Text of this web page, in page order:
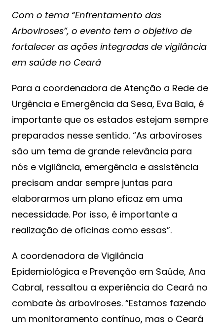
Com o tema “Enfrentamento das
Arboviroses”, o evento tem o objetivo de
fortalecer as ações integradas de vigilância
em saúde no Ceará
Para a coordenadora de Atenção a Rede de
Urgência e Emergência da Sesa, Eva Baia, é
importante que os estados estejam sempre
preparados nesse sentido. “As arboviroses
são um tema de grande relevância para
nós e vigilância, emergência e assistência
precisam andar sempre juntas para
elaborarmos um plano eficaz em uma
necessidade. Por isso, é importante a
realização de oficinas como essas”.
A coordenadora de Vigilância
Epidemiológica e Prevenção em Saúde, Ana
Cabral, ressaltou a experiência do Ceará no
combate às arboviroses. “Estamos fazendo
um monitoramento contínuo, mas o Ceará